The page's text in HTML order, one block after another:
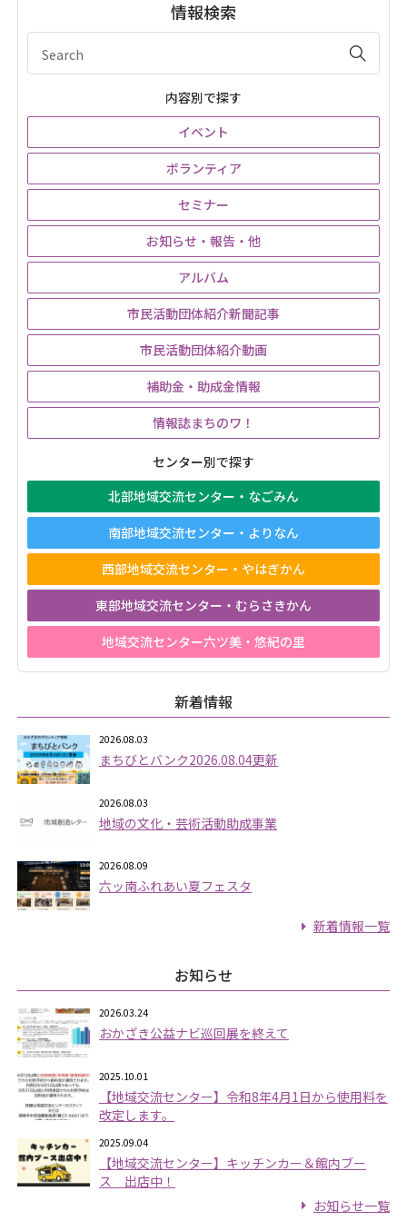
情報検索
内容別で探す
イベント
ボランティア
セミナー
お知らせ・報告・他
アルバム
市民活動団体紹介新聞記事
市民活動団体紹介動画
補助金・助成金情報
情報誌まちのワ！
センター別で探す
北部地域交流センター・なごみん
南部地域交流センター・よりなん
西部地域交流センター・やはぎかん
東部地域交流センター・むらさきかん
地域交流センター六ツ美・悠紀の里
新着情報
2026.08.03
まちびとバンク2026.08.04更新
2026.08.03
地域の文化・芸術活動助成事業
2026.08.09
六ッ南ふれあい夏フェスタ
新着情報一覧
お知らせ
2026.03.24
おかざき公益ナビ巡回展を終えて
2025.10.01
【地域交流センター】令和8年4月1日から使用料を
改定します。
2025.09.04
【地域交流センター】キッチンカー＆館内ブー
ス 出店中！
お知らせ一覧